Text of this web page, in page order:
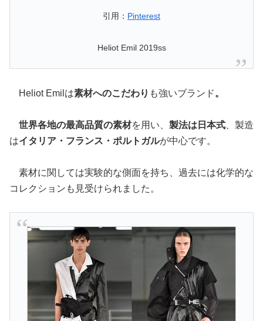
引用： Pinterest
Heliot Emil 2019ss
Heliot Emilは素材へのこだわり も強いブランド。
世界各地の最高品質の素材を用い、 製法は日本式 、製造
はイタリア・フランス・ポルトガルが中心です。
素材に関しては実験的な側面を持ち、過去には化学的な
コレクションも見受けられました。